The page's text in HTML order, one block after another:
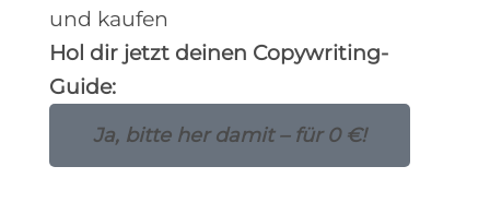
und kaufen
Hol dir jetzt deinen Copywriting-
Guide:
Ja, bitte her damit – für 0 €!